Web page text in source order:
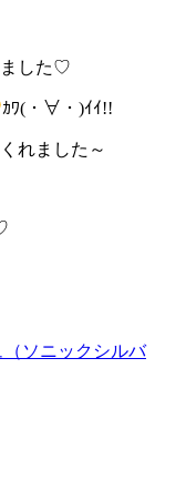
ました♡
ｶﾜ(・∀・)ｲｲ!!
れました～
ソニックシルバ